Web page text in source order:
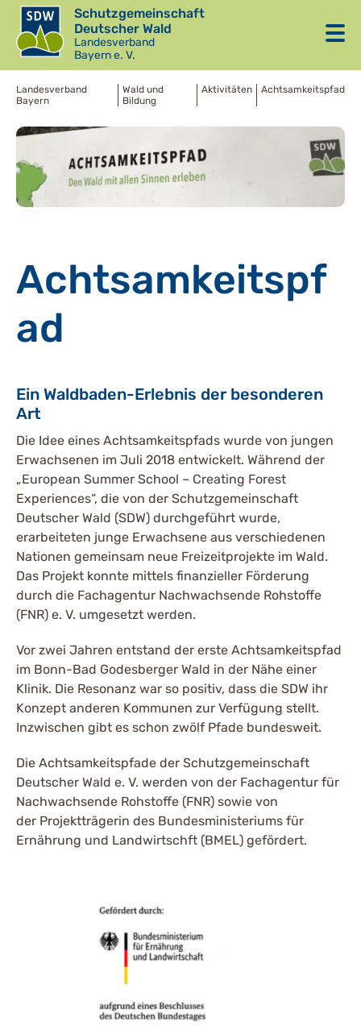
Schutzgemeinschaft
Deutscher Wald
Landesverband
Bayern e. V.
Landesverband
Bayern
Wald und
Bildung
Aktivitäten Achtsamkeitspfad
Achtsamkeitspf
ad
Ein Waldbaden-Erlebnis der besonderen
Art
Die Idee eines Achtsamkeitspfads wurde von jungen
Erwachsenen im Juli 2018 entwickelt. Während der
„European Summer School – Creating Forest
Experiences“, die von der Schutzgemeinschaft
Deutscher Wald (SDW) durchgeführt wurde,
erarbeiteten junge Erwachsene aus verschiedenen
Nationen gemeinsam neue Freizeitprojekte im Wald.
Das Projekt konnte mittels finanzieller Förderung
durch die Fachagentur Nachwachsende Rohstoffe
(FNR) e. V. umgesetzt werden.
Vor zwei Jahren entstand der erste Achtsamkeitspfad
im Bonn-Bad Godesberger Wald in der Nähe einer
Klinik. Die Resonanz war so positiv, dass die SDW ihr
Konzept anderen Kommunen zur Verfügung stellt.
Inzwischen gibt es schon zwölf Pfade bundesweit.
Die Achtsamkeitspfade der Schutzgemeinschaft
Deutscher Wald e. V. werden von der Fachagentur für
Nachwachsende Rohstoffe (FNR) sowie von
der Projektträgerin des Bundesministeriums für
Ernährung und Landwirtschft (BMEL) gefördert.